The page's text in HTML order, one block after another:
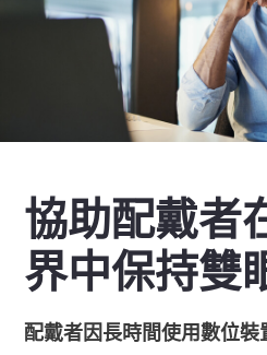
協助配戴者
界中保持雙
配戴者因長時間使用數位